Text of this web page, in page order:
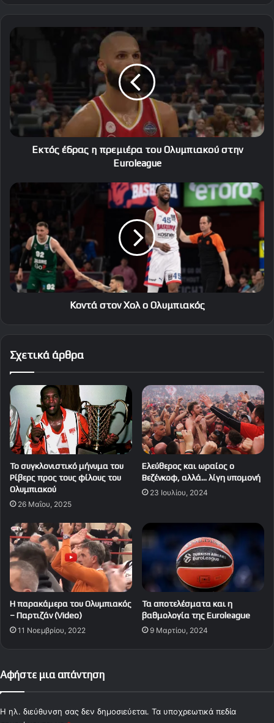
Εκτός
πρεμιέρα
του
Ολυμπιακού
στην
Euroleague
Εκτός έδρας η πρεμιέρα του Ολυμπιακού στην
Euroleague
Κοντά
ο
Ολυμπιακός
Κοντά στον Χολ ο Ολυμπιακός
Σχετικά άρθρα
Το συγκλονιστικό μήνυμα του
Ρίβερς προς τους φίλους του
Ολυμπιακού
26 Μαΐου, 2025
Ελεύθερος και ωραίος ο
Βεζένκοφ, αλλά… λίγη υπομονή
23 Ιουλίου, 2024
Η παρακάμερα του Ολυμπιακός
– Παρτιζάν (Video)
11 Νοεμβρίου, 2022
Τα αποτελέσματα και η
βαθμολογία της Euroleague
9 Μαρτίου, 2024
Αφήστε μια απάντηση
Η ηλ. διεύθυνση σας δεν δημοσιεύεται. Τα υποχρεωτικά πεδία